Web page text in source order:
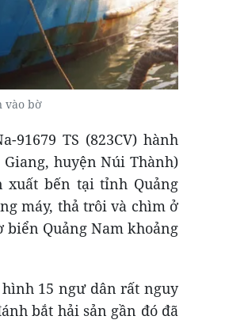
vào bờ
91679 TS (823CV) hành
huyện Núi Thành)
xuất bến tại tỉnh Quảng
máy, thả trôi và chìm ở
biển Quảng Nam khoảng
15 ngư dân rất nguy
bắt hải sản gần đó đã